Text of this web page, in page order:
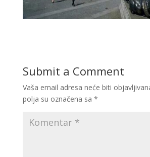
Submit a Comment
Vaša email adresa neće biti
polja su označena sa *